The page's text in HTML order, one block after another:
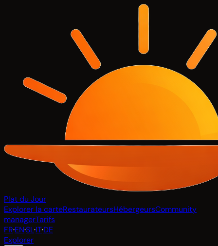
Plat du Jour
Explorer la carteRestaurateursHébergeursCommunity
managerTarifs
FR·EN·SL·IT·DE
Explorer